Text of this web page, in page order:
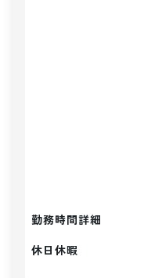
勤務時間詳細
休日休暇